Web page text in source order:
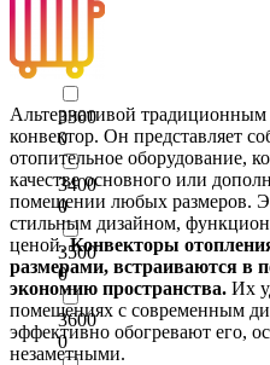
3200
0
3300
0
3400
0
3500
0
3600
0
Альтернативой традиционным
конвектор. Он представляет
отопительное оборудование,
качестве основного или
помещении любых размеров.
стильным дизайном,
ценой.Конвекторы
размерами, встраиваются в
экономию пространства. Их
помещениях с современным
эффективно обогревают его,
незаметными.